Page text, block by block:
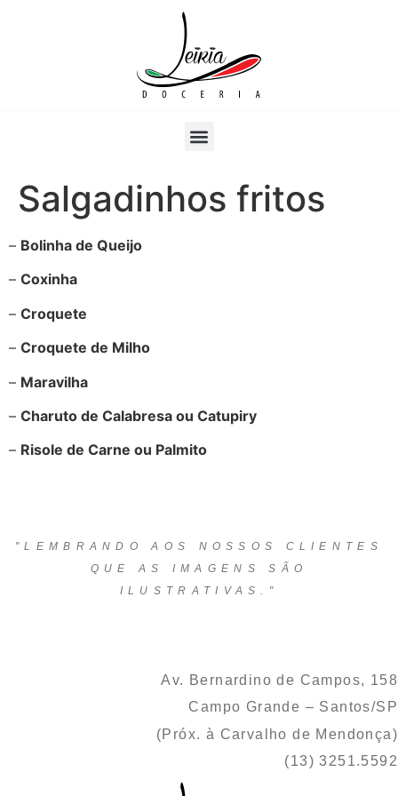
Salgadinhos fritos
– Bolinha de Queijo
– Coxinha
– Croquete
– Croquete de Milho
– Maravilha
– Charuto de Calabresa ou Catupiry
– Risole de Carne ou Palmito
"LEMBRANDO AOS NOSSOS CLIENTES
QUE AS IMAGENS SÃO
ILUSTRATIVAS."
Av. Bernardino de Campos, 158
Campo Grande – Santos/SP
(Próx. à Carvalho de Mendonça)
(13) 3251.5592